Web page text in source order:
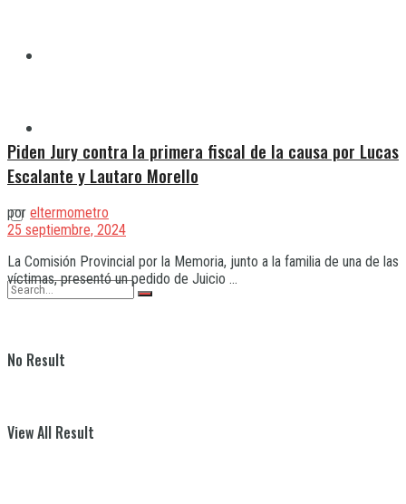
No Result
View All Result
Piden Jury contra la primera fiscal de la causa por Lucas
Escalante y Lautaro Morello
por eltermometro
25 septiembre, 2024
La Comisión Provincial por la Memoria, junto a la familia de una de las
víctimas, presentó un pedido de Juicio ...